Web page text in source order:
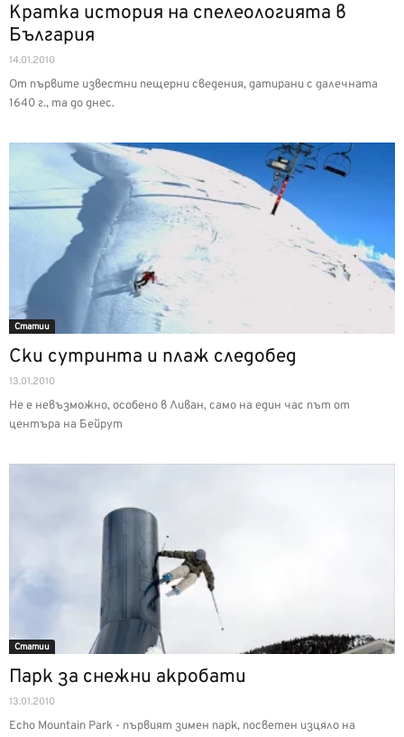
Кратка история на спелеологията в
България
14.01.2010
От първите известни пещерни сведения, датирани с далечната
1640 г., та до днес.
Статии
Ски сутринта и плаж следобед
13.01.2010
Не е невъзможно, особено в Ливан, само на един час път от
центъра на Бейрут
Статии
Парк за снежни акробати
13.01.2010
Echo Mountain Park - първият зимен парк, посветен изцяло на